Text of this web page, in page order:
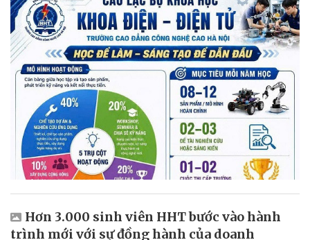
Hơn 3.000 sinh viên HHT bước vào hành
trình mới với sự đồng hành của doanh